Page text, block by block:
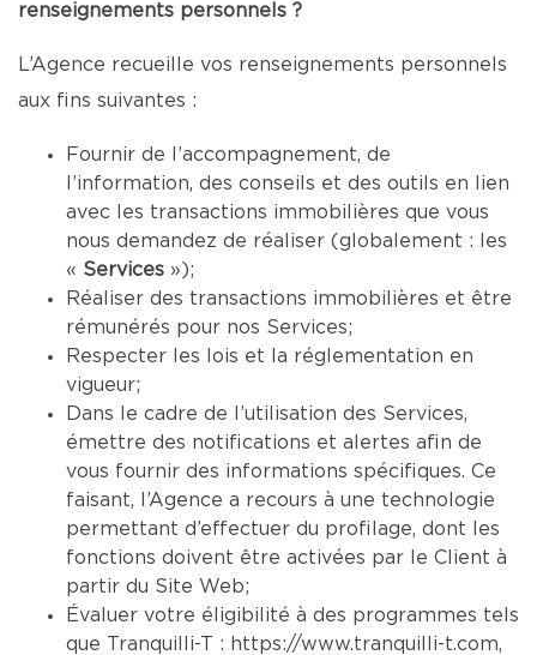
renseignements personnels ?
L’Agence recueille vos renseignements personnels
aux fins suivantes :
Fournir de l’accompagnement, de
l’information, des conseils et des outils en lien
avec les transactions immobilières que vous
nous demandez de réaliser (globalement : les
« Services »);
Réaliser des transactions immobilières et être
rémunérés pour nos Services;
Respecter les lois et la réglementation en
vigueur;
Dans le cadre de l’utilisation des Services,
émettre des notifications et alertes afin de
vous fournir des informations spécifiques. Ce
faisant, l’Agence a recours à une technologie
permettant d’effectuer du profilage, dont les
fonctions doivent être activées par le Client à
partir du Site Web;
Évaluer votre éligibilité à des programmes tels
que Tranquilli-T : https://www.tranquilli-t.com,